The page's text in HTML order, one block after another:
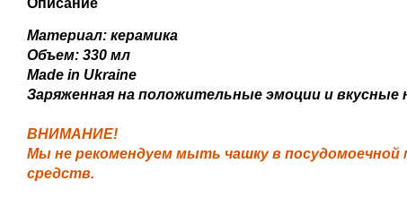
Описание
Материал: керамика
Объем: 330 мл
Made in Ukraine
Заряженная на положительные эмоции и вкусные
ВНИМАНИЕ!
Мы не рекомендуем мыть чашку в
средств.